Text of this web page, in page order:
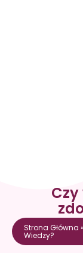
Strona Główna »
Wiedzy?